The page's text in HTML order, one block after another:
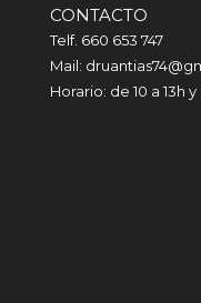
CONTACTO
Telf. 660 653 747
Mail:
Horario: de 10 a 13h